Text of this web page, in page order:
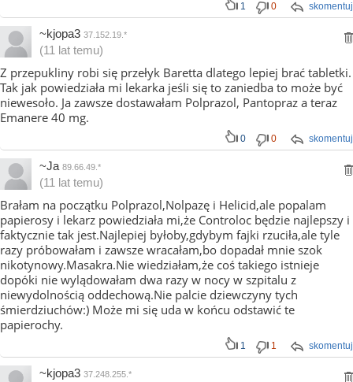
skomentuj
1 0
~kjopa3 37.152.19.*
(11 lat temu)
Z przepukliny robi się przełyk Baretta dlatego lepiej brać tabletki.
Tak jak powiedziała mi lekarka jeśli się to zaniedba to może być
niewesoło. Ja zawsze dostawałam Polprazol, Pantopraz a teraz
Emanere 40 mg.
skomentuj
0 0
~Ja 89.66.49.*
(11 lat temu)
Brałam na początku Polprazol,Nolpazę i Helicid,ale popalam
papierosy i lekarz powiedziała mi,że Controloc będzie najlepszy i
faktycznie tak jest.Najlepiej byłoby,gdybym fajki rzuciła,ale tyle
razy próbowałam i zawsze wracałam,bo dopadał mnie szok
nikotynowy.Masakra.Nie wiedziałam,że coś takiego istnieje
dopóki nie wylądowałam dwa razy w nocy w szpitalu z
niewydolnością oddechową.Nie palcie dziewczyny tych
śmierdziuchów:) Może mi się uda w końcu odstawić te
papierochy.
skomentuj
1 1
~kjopa3 37.248.255.*